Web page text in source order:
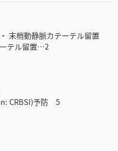
末梢動静脈カテーテル留置
テル留置…2
CRBSI)予防 5